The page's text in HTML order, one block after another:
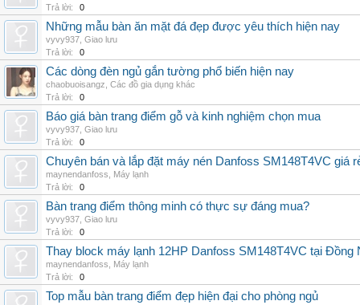
Trả lời:
0
Những mẫu bàn ăn mặt đá đẹp được yêu thích hiện nay
vyvy937 Giao lưu
Trả lời:
0
Các dòng đèn ngủ gắn tường phổ biến hiện nay
chaobuoisangz Các đồ gia dụng khác
Trả lời:
0
Báo giá bàn trang điểm gỗ và kinh nghiệm chọn mua
vyvy937 Giao lưu
Trả lời:
0
Chuyên bán và lắp đặt máy nén Danfoss SM148T4VC giá
maynendanfoss
Máy lạnh
Trả lời:
0
Bàn trang điểm thông minh có thực sự đáng mua?
vyvy937 Giao lưu
Trả lời:
0
Thay block máy lạnh 12HP Danfoss SM148T4VC tại Đồng
maynendanfoss
Máy lạnh
Trả lời:
0
Top mẫu bàn trang điểm đẹp hiện đại cho phòng ngủ